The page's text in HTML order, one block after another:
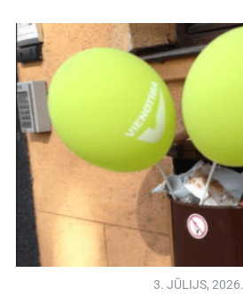
3. JŪLIJS, 2026.